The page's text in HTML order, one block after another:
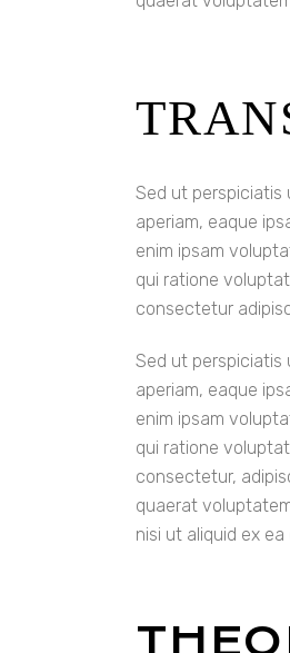
Sed ut perspiciatis
aperiam, eaque
enim ipsam
qui ratione
consectetur
Sed ut perspiciatis
aperiam, eaque
enim ipsam
qui ratione
consectetur,
quaerat
nisi ut aliquid ex